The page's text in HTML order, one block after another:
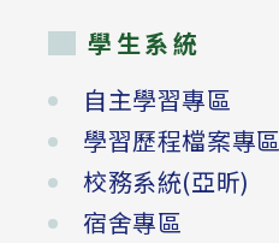
學生系統
自主學習專區
學習歷程檔案專區
校務系統(亞昕)
宿舍專區